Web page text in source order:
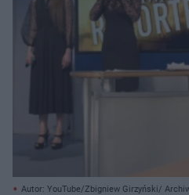
Autor: YouTube/Zbigniew Girzyński/